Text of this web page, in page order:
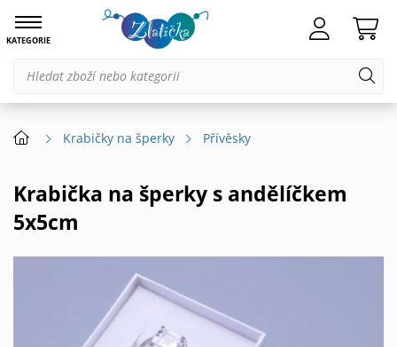
KATEGORIE
Krabičky na šperky Přívěsky
Krabička na šperky s andělíčkem
5x5cm